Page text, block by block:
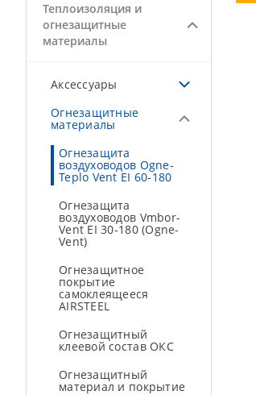
Теплоизоляция и
огнезащитные
материалы
Аксессуары
Огнезащитные
материалы
Огнезащита
воздуховодов Ogne-
Teplo Vent EI 60-180
Огнезащита
воздуховодов Vmbor-
Vent EI 30-180 (Ogne-
Vent)
Огнезащитное
покрытие
самоклеящееся
AIRSTEEL
Огнезащитный
клеевой состав ОКС
Огнезащитный
материал и покрытие